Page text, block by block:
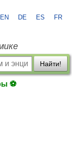
EN DE ES FR
Найти!
⚽